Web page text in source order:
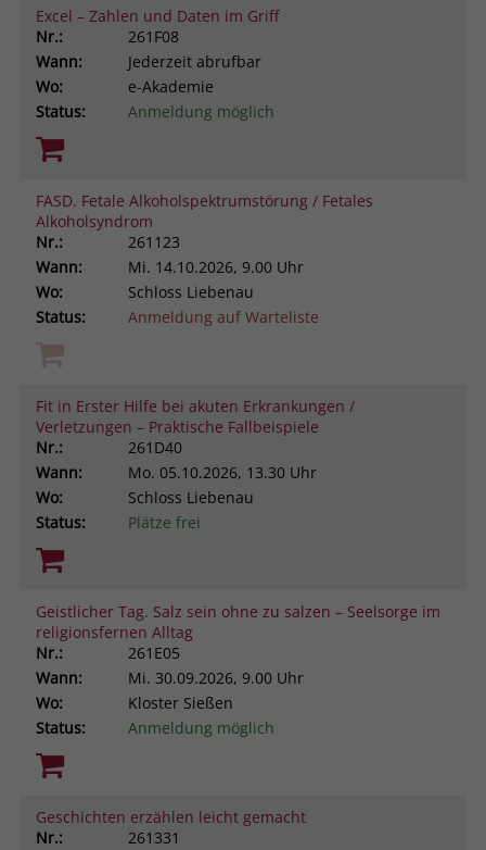
Excel – Zahlen und Daten im Griff
Nr.:
261F08
Wann:
Jederzeit abrufbar
Wo:
e-Akademie
Status:
Anmeldung möglich
FASD. Fetale Alkoholspektrumstörung / Fetales
Alkoholsyndrom
Nr.:
261123
Wann:
Mi. 14.10.2026, 9.00 Uhr
Wo:
Schloss Liebenau
Status:
Anmeldung auf Warteliste
Fit in Erster Hilfe bei akuten Erkrankungen /
Verletzungen – Praktische Fallbeispiele
Nr.:
261D40
Wann:
Mo. 05.10.2026, 13.30 Uhr
Wo:
Schloss Liebenau
Status:
Plätze frei
Geistlicher Tag. Salz sein ohne zu salzen – Seelsorge im
religionsfernen Alltag
Nr.:
261E05
Wann:
Mi. 30.09.2026, 9.00 Uhr
Wo:
Kloster Sießen
Status:
Anmeldung möglich
Geschichten erzählen leicht gemacht
Nr.:
261331